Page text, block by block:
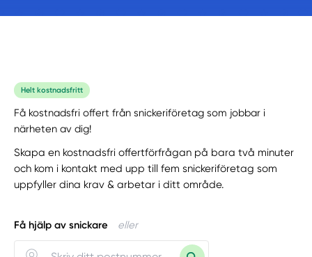
Helt kostnadsfritt
Få kostnadsfri offert från snickeriföretag som jobbar i
närheten av dig!
Skapa en kostnadsfri offertförfrågan på bara två minuter
och kom i kontakt med upp till fem snickeriföretag som
uppfyller dina krav & arbetar i ditt område.
Få hjälp av snickare eller